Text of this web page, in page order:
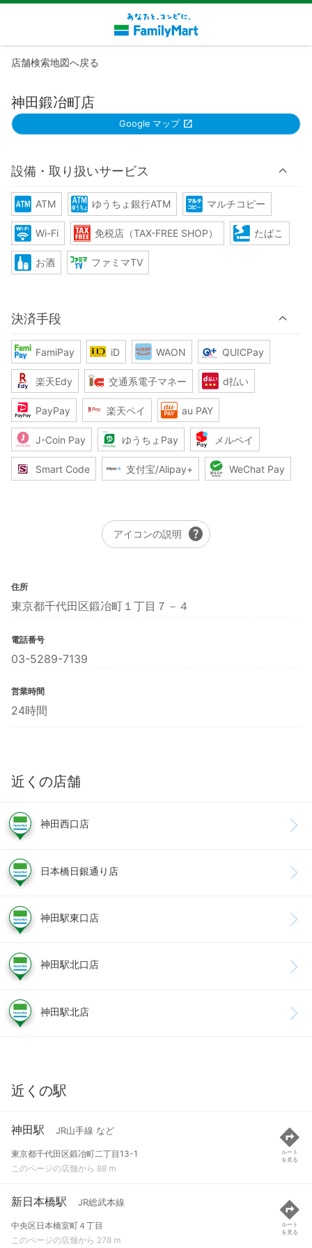
店舗検索地図へ戻る
神田鍛冶町店
Google マップ
設備・取り扱いサービス
ATM ゆうちょ銀行ATM マルチコピー
Wi-Fi 免税店（TAX-FREE SHOP） たばこ
お酒 ファミマTV
決済手段
FamiPay iD WAON QUICPay
楽天Edy 交通系電子マネー d払い
PayPay 楽天ペイ au PAY
J-Coin Pay ゆうちょPay メルペイ
Smart Code 支付宝/Alipay+ WeChat Pay
アイコンの説明 help
住所
東京都千代田区鍛冶町１丁目７－４
電話番号
03-5289-7139
営業時間
24時間
近くの店舗
神田西口店
日本橋日銀通り店
神田駅東口店
神田駅北口店
神田駅北店
近くの駅
神田駅 JR山手線 など
東京都千代田区鍛冶町二丁目13-1
このページの店舗から 88 m
ルート
を見る
新日本橋駅 JR総武本線
中央区日本橋室町４丁目
このページの店舗から 278 m
ルート
を見る